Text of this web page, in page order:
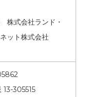
株式会社ランド・
ット株式会社
13-305515